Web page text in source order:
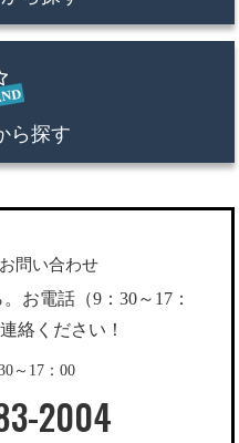
ら探す
お問い合わせ
お電話（9：30～17：
絡ください！
～17：00
2004